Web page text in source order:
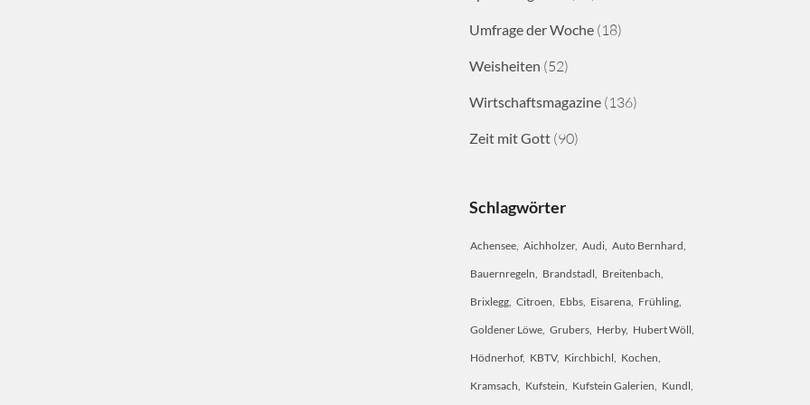
Umfrage der Woche (18)
Weisheiten (52)
Wirtschaftsmagazine (136)
Zeit mit Gott (90)
Schlagwörter
Achensee Aichholzer Audi Auto Bernhard
Bauernregeln Brandstadl Breitenbach
Brixlegg Citroen Ebbs Eisarena Frühling
Goldener Löwe Grubers Herby Hubert Wöll
Hödnerhof KBTV Kirchbichl Kochen
Kramsach Kufstein Kufstein Galerien Kundl